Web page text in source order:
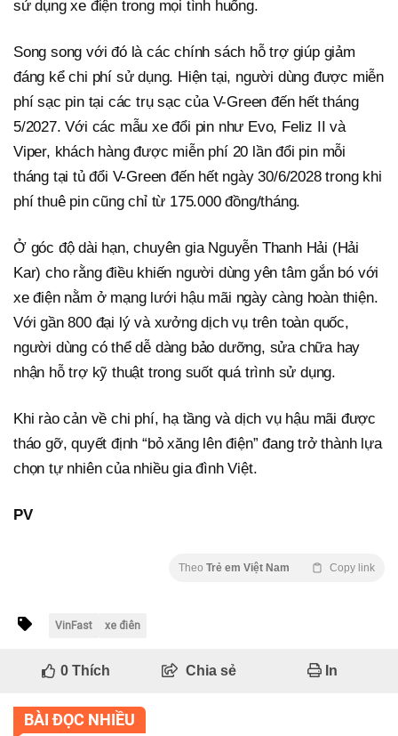
sử dụng xe điện trong mọi tình huống.
Song song với đó là các chính sách hỗ trợ giúp giảm
đáng kể chi phí sử dụng. Hiện tại, người dùng được miễn
phí sạc pin tại các trụ sạc của V-Green đến hết tháng
5/2027. Với các mẫu xe đổi pin như Evo, Feliz II và
Viper, khách hàng được miễn phí 20 lần đổi pin mỗi
tháng tại tủ đổi V-Green đến hết ngày 30/6/2028 trong khi
phí thuê pin cũng chỉ từ 175.000 đồng/tháng.
Ở góc độ dài hạn, chuyên gia Nguyễn Thanh Hải (Hải
Kar) cho rằng điều khiến người dùng yên tâm gắn bó với
xe điện nằm ở mạng lưới hậu mãi ngày càng hoàn thiện.
Với gần 800 đại lý và xưởng dịch vụ trên toàn quốc,
người dùng có thể dễ dàng bảo dưỡng, sửa chữa hay
nhận hỗ trợ kỹ thuật trong suốt quá trình sử dụng.
Khi rào cản về chi phí, hạ tầng và dịch vụ hậu mãi được
tháo gỡ, quyết định “bỏ xăng lên điện” đang trở thành lựa
chọn tự nhiên của nhiều gia đình Việt.
PV
Theo Trẻ em Việt Nam Copy link
VinFast xe điên
0Thích Chia sẻ In
BÀI ĐỌC NHIỀU